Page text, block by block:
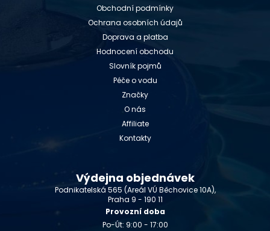
Obchodní podmínky
Ochrana osobních údajů
Doprava a platba
Hodnocení obchodu
Slovník pojmů
Péče o vodu
Značky
O nás
Affiliate
Kontakty
Výdejna objednávek
Podnikatelská 565 (Areál VÚ Běchovice 10A),
Praha 9 - 190 11
Provozní doba
Po-Út: 9:00 - 17:00